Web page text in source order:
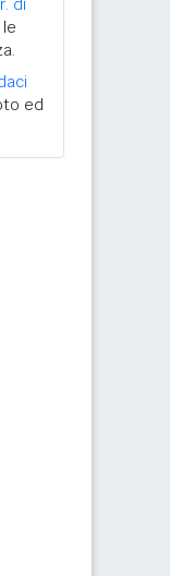
di
ed